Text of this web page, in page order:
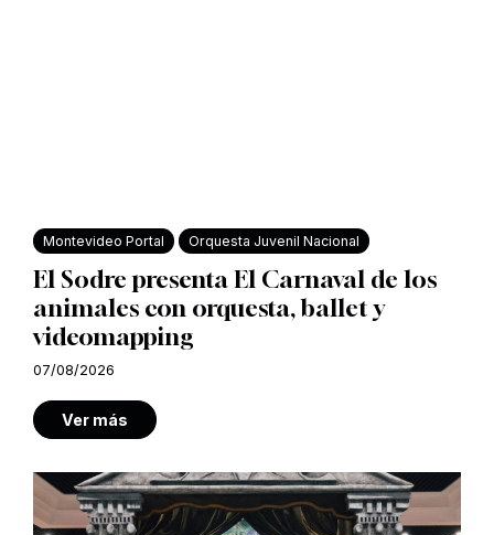
Montevideo Portal Orquesta Juvenil Nacional
El Sodre presenta El Carnaval de los
animales con orquesta, ballet y
videomapping
07/08/2026
Ver más